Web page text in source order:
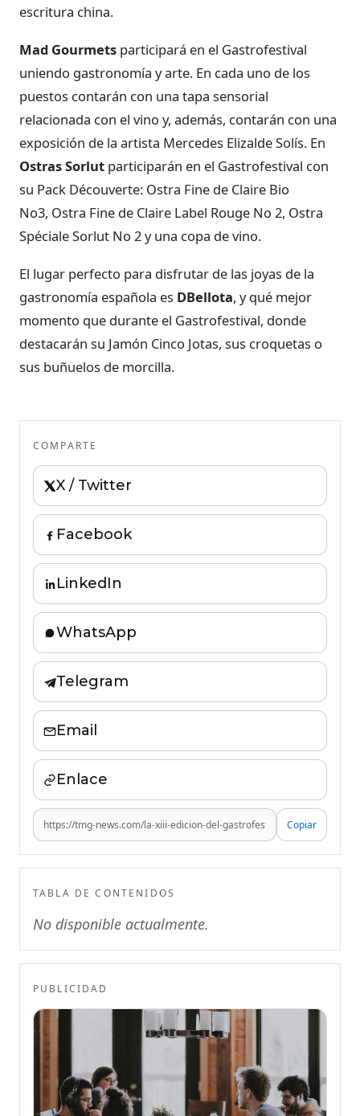
escritura china.
Mad Gourmets participará en el Gastrofestival
uniendo gastronomía y arte. En cada uno de los
puestos contarán con una tapa sensorial
relacionada con el vino y, además, contarán con una
exposición de la artista Mercedes Elizalde Solís. En
Ostras Sorlut participarán en el Gastrofestival con
su Pack Découverte: Ostra Fine de Claire Bio
No3, Ostra Fine de Claire Label Rouge No 2, Ostra
Spéciale Sorlut No 2 y una copa de vino.
El lugar perfecto para disfrutar de las joyas de la
gastronomía española es DBellota, y qué mejor
momento que durante el Gastrofestival, donde
destacarán su Jamón Cinco Jotas, sus croquetas o
sus buñuelos de morcilla.
COMPARTE
X / Twitter
Facebook
LinkedIn
WhatsApp
Telegram
Email
Enlace
Copiar
TABLA DE CONTENIDOS
No disponible actualmente.
PUBLICIDAD